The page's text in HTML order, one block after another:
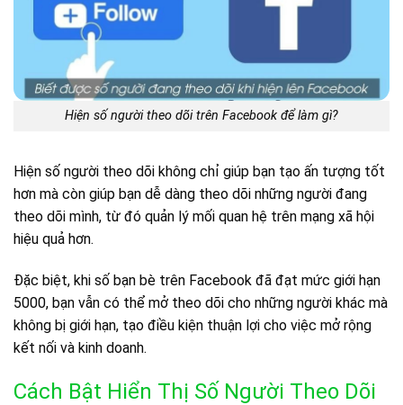
Hiện số người theo dõi trên Facebook để làm gì?
Hiện số người theo dõi không chỉ giúp bạn tạo ấn tượng tốt
hơn mà còn giúp bạn dễ dàng theo dõi những người đang
theo dõi mình, từ đó quản lý mối quan hệ trên mạng xã hội
hiệu quả hơn.
Đặc biệt, khi số bạn bè trên Facebook đã đạt mức giới hạn
5000, bạn vẫn có thể mở theo dõi cho những người khác mà
không bị giới hạn, tạo điều kiện thuận lợi cho việc mở rộng
kết nối và kinh doanh.
Cách Bật Hiển Thị Số Người Theo Dõi